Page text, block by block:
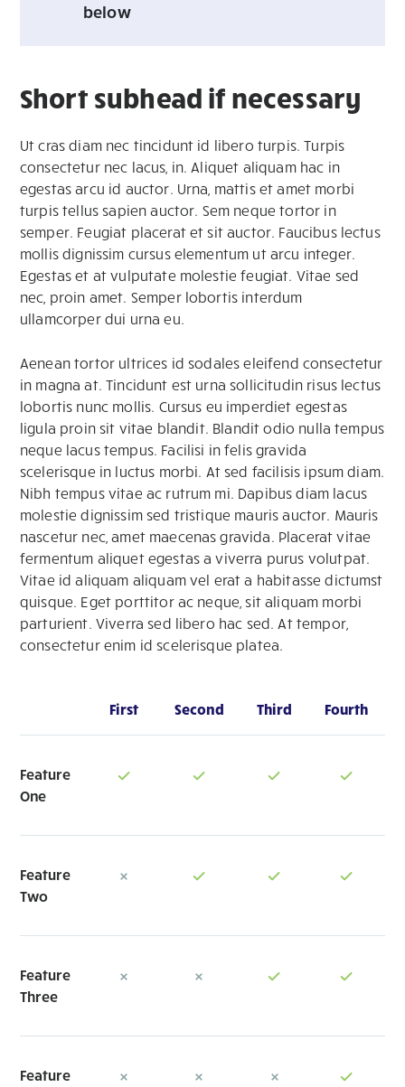
below
Short subhead if necessary
Ut cras diam nec tincidunt id libero turpis. Turpis
consectetur nec lacus, in. Aliquet aliquam hac in
egestas arcu id auctor. Urna, mattis et amet morbi
turpis tellus sapien auctor. Sem neque tortor in
semper. Feugiat placerat et sit auctor. Faucibus lectus
mollis dignissim cursus elementum ut arcu integer.
Egestas et at vulputate molestie feugiat. Vitae sed
nec, proin amet. Semper lobortis interdum
ullamcorper dui urna eu.
Aenean tortor ultrices id sodales eleifend consectetur
in magna at. Tincidunt est urna sollicitudin risus lectus
lobortis nunc mollis. Cursus eu imperdiet egestas
ligula proin sit vitae blandit. Blandit odio nulla tempus
neque lacus tempus. Facilisi in felis gravida
scelerisque in luctus morbi. At sed facilisis ipsum diam.
Nibh tempus vitae ac rutrum mi. Dapibus diam lacus
molestie dignissim sed tristique mauris auctor. Mauris
nascetur nec, amet maecenas gravida. Placerat vitae
fermentum aliquet egestas a viverra purus volutpat.
Vitae id aliquam aliquam vel erat a habitasse dictumst
quisque. Eget porttitor ac neque, sit aliquam morbi
parturient. Viverra sed libero hac sed. At tempor,
consectetur enim id scelerisque platea.
First Second Third Fourth
Feature
One
Feature
Two
Feature
Three
Feature